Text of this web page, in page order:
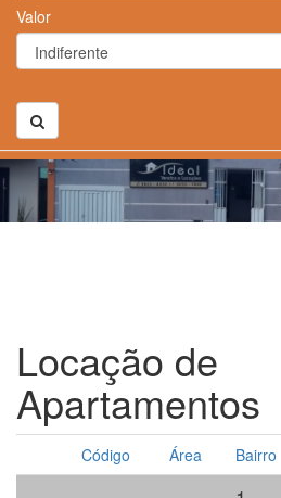
Valor
Locação de
Apartamentos
Código Área Bairro